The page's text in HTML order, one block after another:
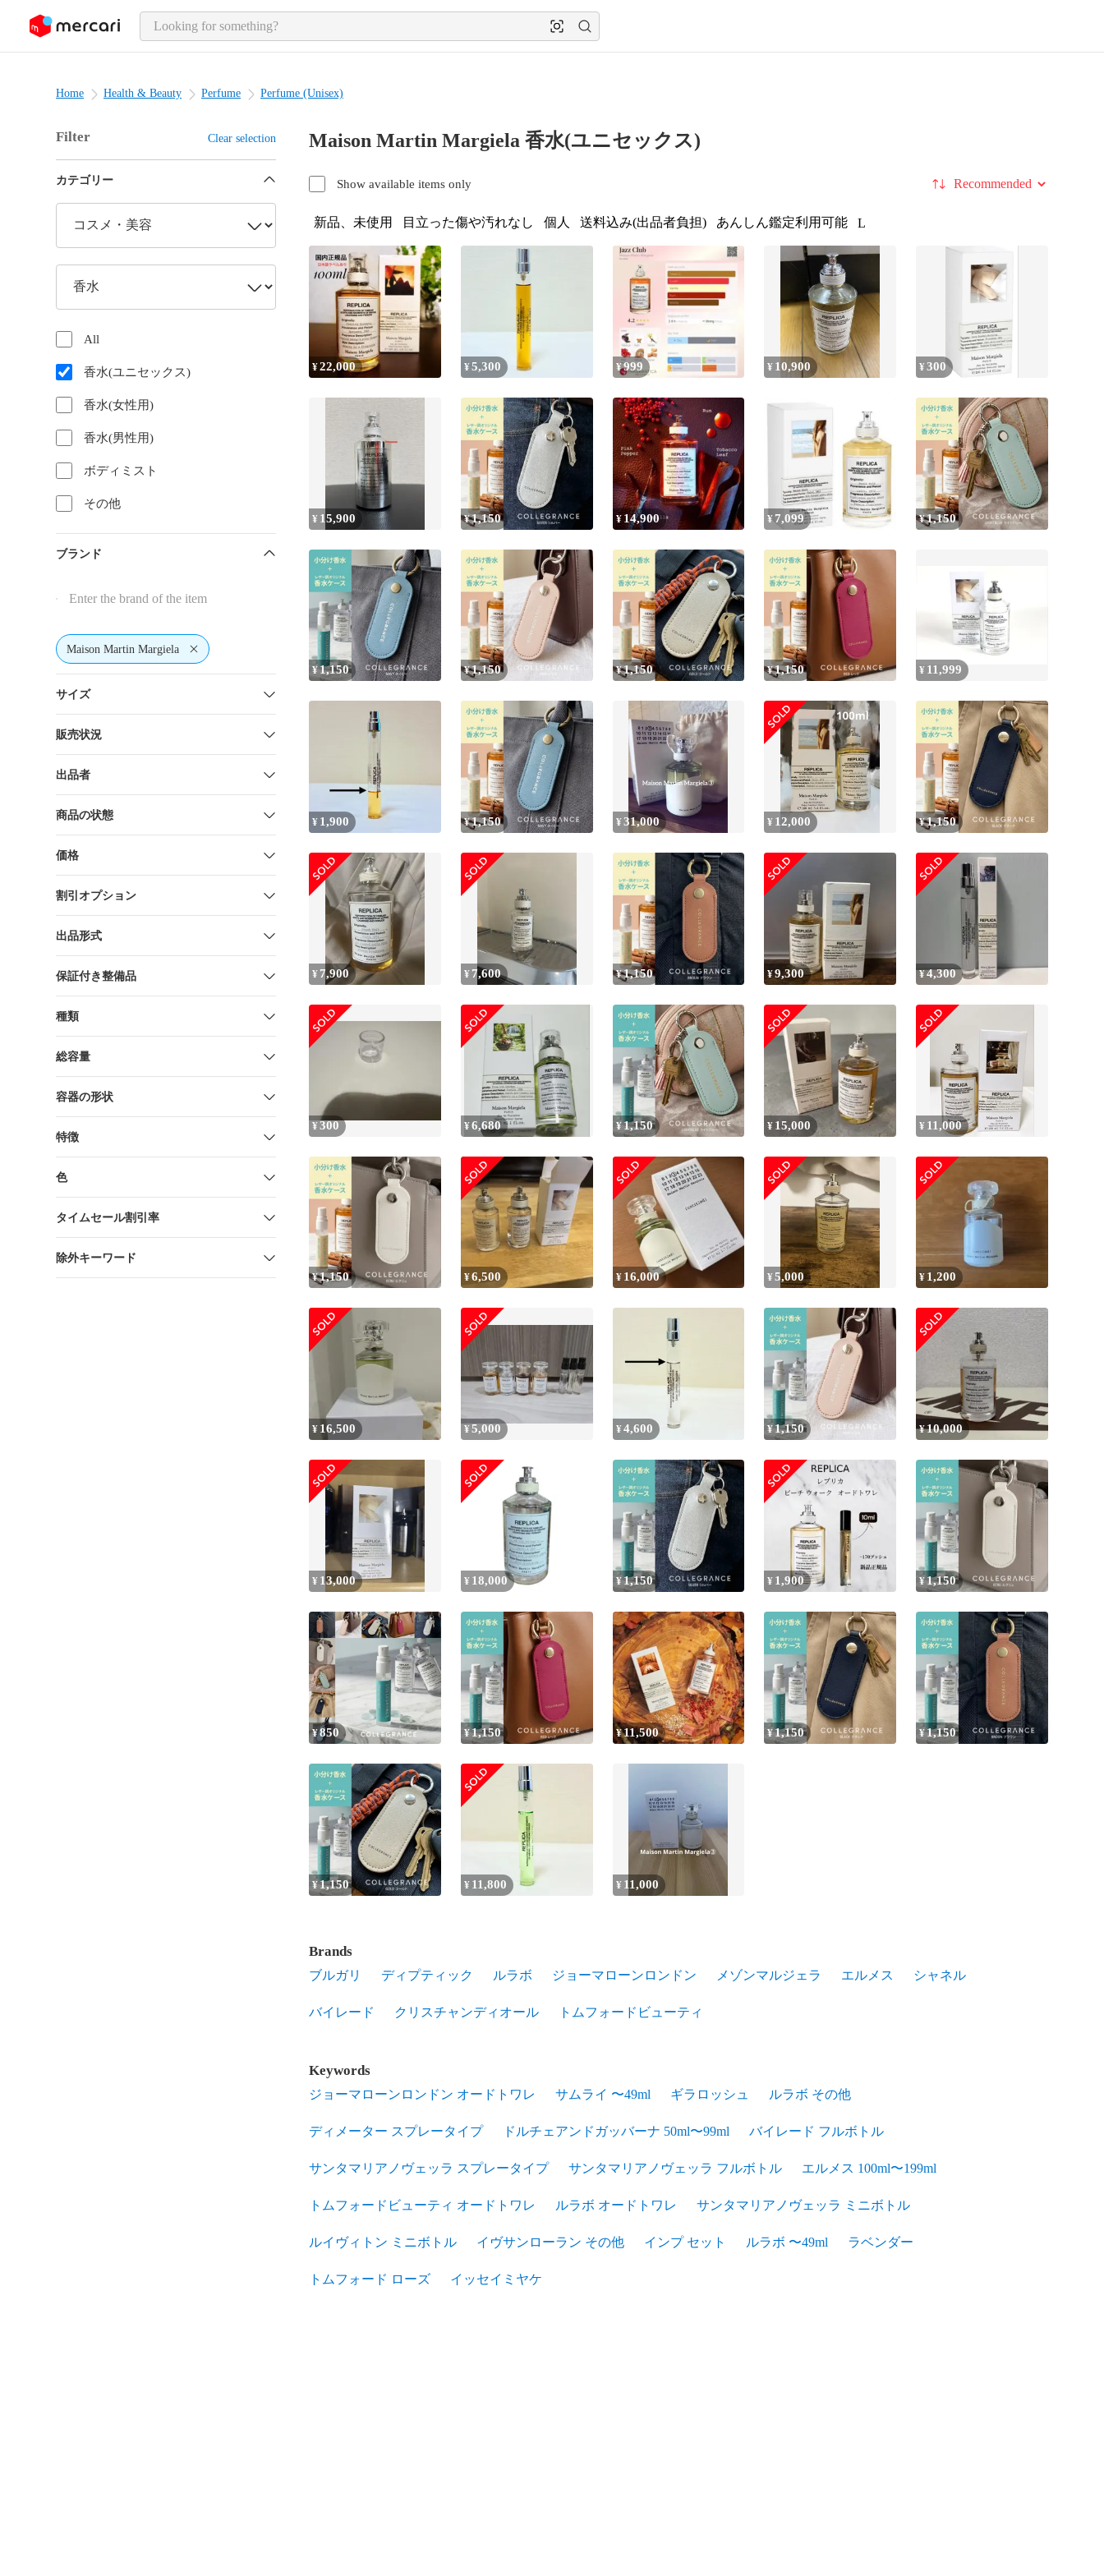
page content
Home Health & Beauty Perfume Perfume (Unisex)
Filter Clear selection
カテゴリー
All
香水(ユニセックス)
香水(女性用)
香水(男性用)
ボディミスト
その他
ブランド
Maison Martin Margiela
サイズ
販売状況
出品者
商品の状態
価格
割引オプション
出品形式
保証付き整備品
種類
総容量
容器の形状
特徴
色
タイムセール割引率
除外キーワード
Maison Martin Margiela 香水(ユニセックス)
Show available items only Sort by
新品、未使用 目立った傷や汚れなし 個人 送料込み(出品者負担) あんしん鑑定利用可能 L
¥22,000 ¥5,300 ¥999 ¥ 10,900 ¥300
¥ 15,900 ¥1,150 ¥ 14,900 ¥ 7,099 ¥1,150
¥1,150 ¥1,150 ¥1,150 ¥1,150 ¥ 11,999
¥ 1,900 ¥1,150 ¥31,000 ¥ 12,000 ¥1,150
¥ 7,900 ¥ 7,600 ¥1,150 ¥9,300 ¥4,300
¥300 ¥6,680 ¥1,150 ¥ 15,000 ¥ 11,000
¥1,150 ¥6,500 ¥ 16,000 ¥5,000 ¥ 1,200
¥ 16,500 ¥5,000 ¥4,600 ¥1,150 ¥10,000
¥ 13,000 ¥ 18,000 ¥1,150 ¥ 1,900 ¥1,150
¥850 ¥1,150 ¥11,500 ¥1,150 ¥1,150
¥1,150 ¥ 11,800 ¥ 11,000
Brands
ブルガリ ディプティック ルラボ ジョーマローンロンドン メゾンマルジェラ エルメス シャネル
バイレード クリスチャンディオール トムフォードビューティ
Keywords
ジョーマローンロンドン オードトワレ サムライ 〜49ml ギラロッシュ ルラボ その他
ディメーター スプレータイプ ドルチェアンドガッバーナ 50ml〜99ml バイレード フルボトル
サンタマリアノヴェッラ スプレータイプ サンタマリアノヴェッラ フルボトル エルメス 100ml〜199ml
トムフォードビューティ オードトワレ ルラボ オードトワレ サンタマリアノヴェッラ ミニボトル
ルイヴィトン ミニボトル イヴサンローラン その他 インプ セット ルラボ 〜49ml ラベンダー
トムフォード ローズ イッセイミヤケ